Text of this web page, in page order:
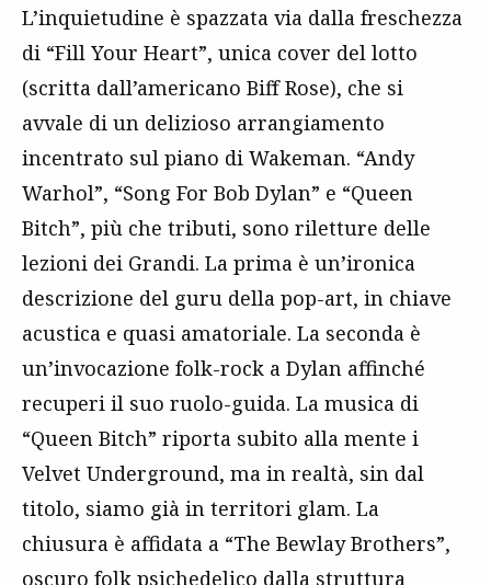
L’inquietudine è spazzata via dalla freschezza
di “Fill Your Heart”, unica cover del lotto
(scritta dall’americano Biff Rose), che si
avvale di un delizioso arrangiamento
incentrato sul piano di Wakeman. “Andy
Warhol”, “Song For Bob Dylan” e “Queen
Bitch”, più che tributi, sono riletture delle
lezioni dei Grandi. La prima è un’ironica
descrizione del guru della pop-art, in chiave
acustica e quasi amatoriale. La seconda è
un’invocazione folk-rock a Dylan affinché
recuperi il suo ruolo-guida. La musica di
“Queen Bitch” riporta subito alla mente i
Velvet Underground, ma in realtà, sin dal
titolo, siamo già in territori glam. La
chiusura è affidata a “The Bewlay Brothers”,
oscuro folk psichedelico dalla struttura